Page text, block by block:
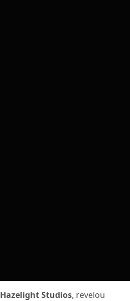
Hazelight Studios, revelou